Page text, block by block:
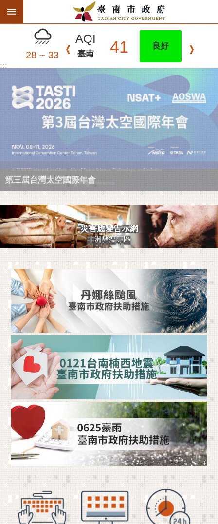
跳到主要內容區塊
搜
精彩府城
市府動態
主題服務
市政資訊
市民互動
黃
偉
螢
光
花
泉
桐
花
祭
網
站
導
覽
訂
閱
RSS
訂
閱
子
28 ~ 33
AQI
臺南 41 良好
:::
第三屆台灣太空國際年會
災害應變告示網
非洲豬瘟專區